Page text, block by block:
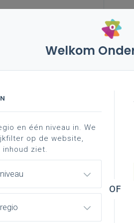
aan de slag in je school
Welkom
en één niveau in. We
op de website,
ziet.